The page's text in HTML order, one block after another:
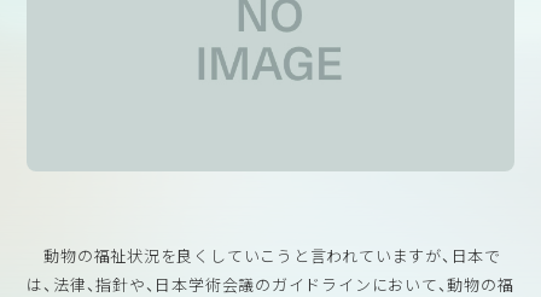
動物の福祉状況を良くしていこうと言われていますが、日本で
は、法律、指針や、日本学術会議のガイドラインにおいて、動物の福